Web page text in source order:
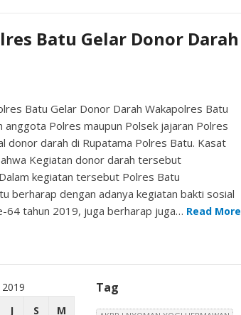
Batu Gelar Donor Darah
Batu Gelar Donor Darah Wakapolres Batu
anggota Polres maupun Polsek jajaran Polres
donor darah di Rupatama Polres Batu. Kasat
Kegiatan donor darah tersebut
kegiatan tersebut Polres Batu
berharap dengan adanya kegiatan bakti sosial
64 tahun 2019, juga berharap juga… Read More
J S M
Tag